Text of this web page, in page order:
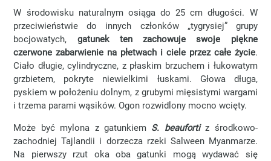
W środowisku naturalnym osiąga do 25 cm długości. W
przeciwieństwie do innych członków „tygrysiej” grupy
bocjowatych, gatunek ten zachowuje swoje piękne
czerwone zabarwienie na płetwach i ciele przez całe życie.
Ciało długie, cylindryczne, z płaskim brzuchem i łukowatym
grzbietem, pokryte niewielkimi łuskami. Głowa długa,
pyskiem w położeniu dolnym, z grubymi mięsistymi wargami
i trzema parami wąsików. Ogon rozwidlony mocno wcięty.
Może być mylona z gatunkiem S. beaufortiz środkowo-
zachodniej Tajlandii i dorzecza rzeki Salween Myanmarze.
Na pierwszy rzut oka oba gatunki mogą wydawać się